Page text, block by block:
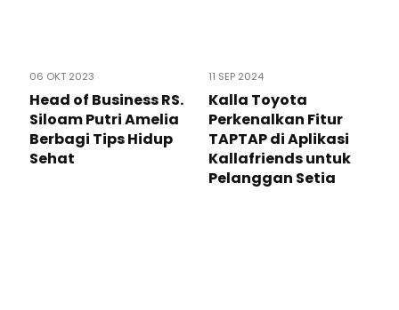
06 OKT 2023
Head of Business RS.
Siloam Putri Amelia
Berbagi Tips Hidup
Sehat
11 SEP 2024
Kalla Toyota
Perkenalkan Fitur
TAPTAP di Aplikasi
Kallafriends untuk
Pelanggan Setia